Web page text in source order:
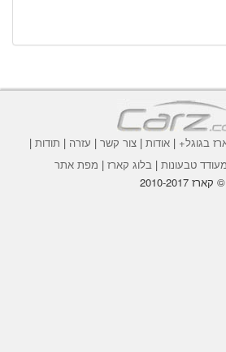
בגוגל+|אודות |צור קשר | עזרה | תודות |
| בלוג קארז | מפת אתר
© קארז 2010-2017